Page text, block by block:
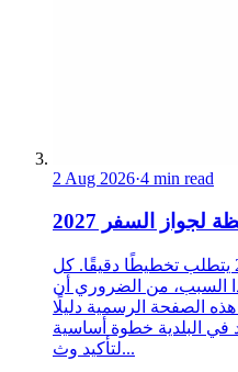
2 Aug 2026·4 min read
السفر 2027
الحصول على جواز سفر في عام 2027 يتطلب تخطيطًا دقيقًا. كل
السبب، من الضروري أن
الصفحة الرسمية دليلًا
في البلدية خطوة أساسية
لتأكيد وث...